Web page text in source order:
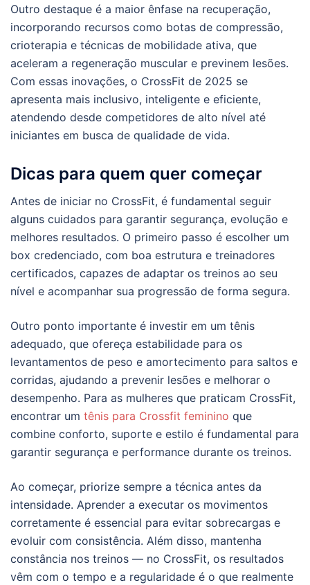
Outro destaque é a maior ênfase na recuperação,
incorporando recursos como botas de compressão,
crioterapia e técnicas de mobilidade ativa, que
aceleram a regeneração muscular e previnem lesões.
Com essas inovações, o CrossFit de 2025 se
apresenta mais inclusivo, inteligente e eficiente,
atendendo desde competidores de alto nível até
iniciantes em busca de qualidade de vida.
Dicas para quem quer começar
Antes de iniciar no CrossFit, é fundamental seguir
alguns cuidados para garantir segurança, evolução e
melhores resultados. O primeiro passo é escolher um
box credenciado, com boa estrutura e treinadores
certificados, capazes de adaptar os treinos ao seu
nível e acompanhar sua progressão de forma segura.
Outro ponto importante é investir em um tênis
adequado, que ofereça estabilidade para os
levantamentos de peso e amortecimento para saltos e
corridas, ajudando a prevenir lesões e melhorar o
desempenho. Para as mulheres que praticam CrossFit,
encontrar um tênis para Crossfit feminino que
combine conforto, suporte e estilo é fundamental para
garantir segurança e performance durante os treinos.
Ao começar, priorize sempre a técnica antes da
intensidade. Aprender a executar os movimentos
corretamente é essencial para evitar sobrecargas e
evoluir com consistência. Além disso, mantenha
constância nos treinos — no CrossFit, os resultados
vêm com o tempo e a regularidade é o que realmente